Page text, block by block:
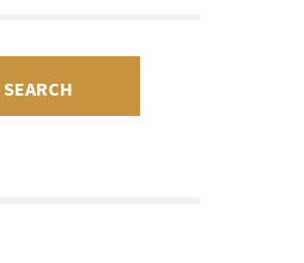
SEARCH